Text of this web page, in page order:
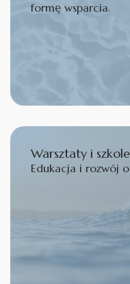
formę wsparcia.
Warsztaty i
Edukacja i rozwój